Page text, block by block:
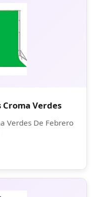
Croma Verdes
Verdes De Febrero